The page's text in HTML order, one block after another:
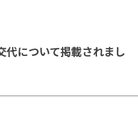
について掲載されまし